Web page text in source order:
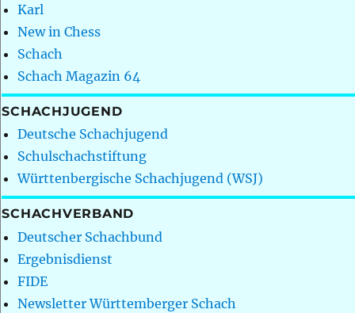
Karl
New in Chess
Schach
Schach Magazin 64
SCHACHJUGEND
Deutsche Schachjugend
Schulschachstiftung
Württenbergische Schachjugend (WSJ)
SCHACHVERBAND
Deutscher Schachbund
Ergebnisdienst
FIDE
Newsletter Württemberger Schach